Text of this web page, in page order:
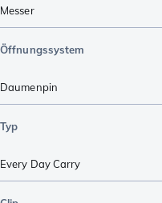
Messer
Öffnungssystem
Daumenpin
Typ
Every Day Carry